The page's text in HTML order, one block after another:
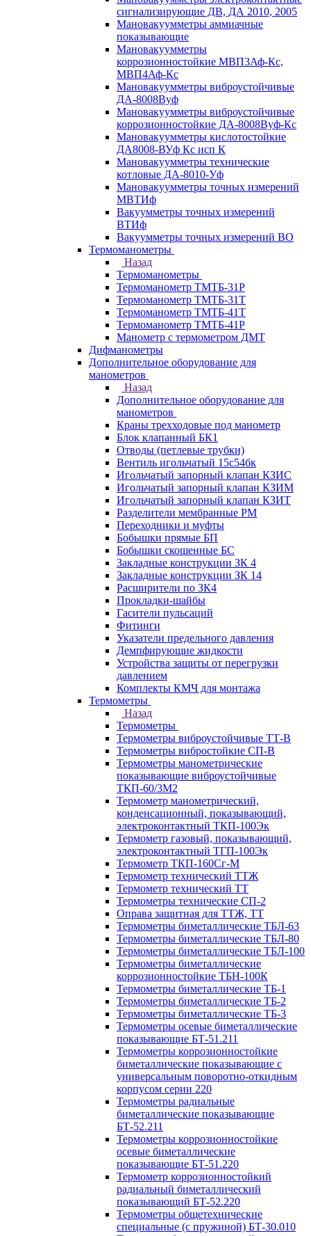
сигнализирующие ДВ, ДА 2010, 2005
Мановакуумметры аммиачные
показывающие
Мановакуумметры
коррозионностойкие МВП3Аф-Кс,
МВП4Аф-Кс
Мановакуумметры виброустойчивые
ДА-8008Вуф
Мановакуумметры виброустойчивые
коррозионностойкие ДА-8008Вуф-Кс
Мановакуумметры кислотостойкие
ДА8008-ВУф Кс исп К
Мановакуумметры технические
котловые ДА-8010-Уф
Мановакуумметры точных измерений
МВТИф
Вакуумметры точных измерений
ВТИф
Вакуумметры точных измерений ВО
Термоманометры
Назад
Термоманометры
Термоманометр ТМТБ-31Р
Термоманометр ТМТБ-31Т
Термоманометр ТМТБ-41Т
Термоманометр ТМТБ-41Р
Манометр с термометром ДМТ
Дифманометры
Дополнительное оборудование для
манометров
Назад
Дополнительное оборудование для
манометров
Краны трехходовые под манометр
Блок клапанный БК1
Отводы (петлевые трубки)
Вентиль игольчатый 15с54бк
Игольчатый запорный клапан КЗИС
Игольчатый запорный клапан КЗИМ
Игольчатый запорный клапан КЗИТ
Разделители мембранные РМ
Переходники и муфты
Бобышки прямые БП
Бобышки скошенные БС
Закладные конструкции ЗК 4
Закладные конструкции ЗК 14
Расширители по ЗК4
Прокладки-шайбы
Гасители пульсаций
Фитинги
Указатели предельного давления
Демпфирующие жидкости
Устройства защиты от перегрузки
давлением
Комплекты КМЧ для монтажа
Термометры
Назад
Термометры
Термометры виброустойчивые ТТ-В
Термометры вибростойкие СП-В
Термометры манометрические
показывающие виброустойчивые
ТКП-60/3М2
Термометр манометрический,
конденсационный, показывающий,
электроконтактный ТКП-100Эк
Термометр газовый, показывающий,
электроконтактный ТГП-100Эк
Термометр ТКП-160Сг-М
Термометр технический ТТЖ
Термометр технический ТТ
Термометры технические СП-2
Оправа защитная для ТТЖ, ТТ
Термометры биметаллические ТБЛ-63
Термометры биметаллические ТБЛ-80
Термометры биметаллические ТБЛ-100
Термометры биметаллические
коррозионностойкие ТБН-100К
Термометры биметаллические ТБ-1
Термометры биметаллические ТБ-2
Термометры биметаллические ТБ-3
Термометры осевые биметаллические
показывающие БТ-51.211
Термометры коррозионностойкие
биметаллические показывающие с
универсальным поворотно-откидным
корпусом серии 220
Термометры радиальные
биметаллические показывающие
БТ-52.211
Термометры коррозионностойкие
осевые биметаллические
показывающие БТ-51.220
Термометр коррозионностойкий
радиальный биметаллический
показывающий БТ-52.220
Термометры общетехнические
специальные (с пружиной) БТ-30.010